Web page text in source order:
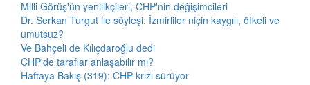
Milli Görüş'ün yenilikçileri, CHP'nin değişimcileri
Dr. Serkan Turgut ile söyleşi: İzmirliler niçin kaygılı, öfkeli ve
umutsuz?
Ve Bahçeli de Kılıçdaroğlu dedi
CHP'de taraflar anlaşabilir mi?
Haftaya Bakış (319): CHP krizi sürüyor